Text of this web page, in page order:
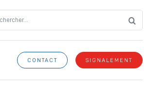
CONTACT SIGNALEMENT